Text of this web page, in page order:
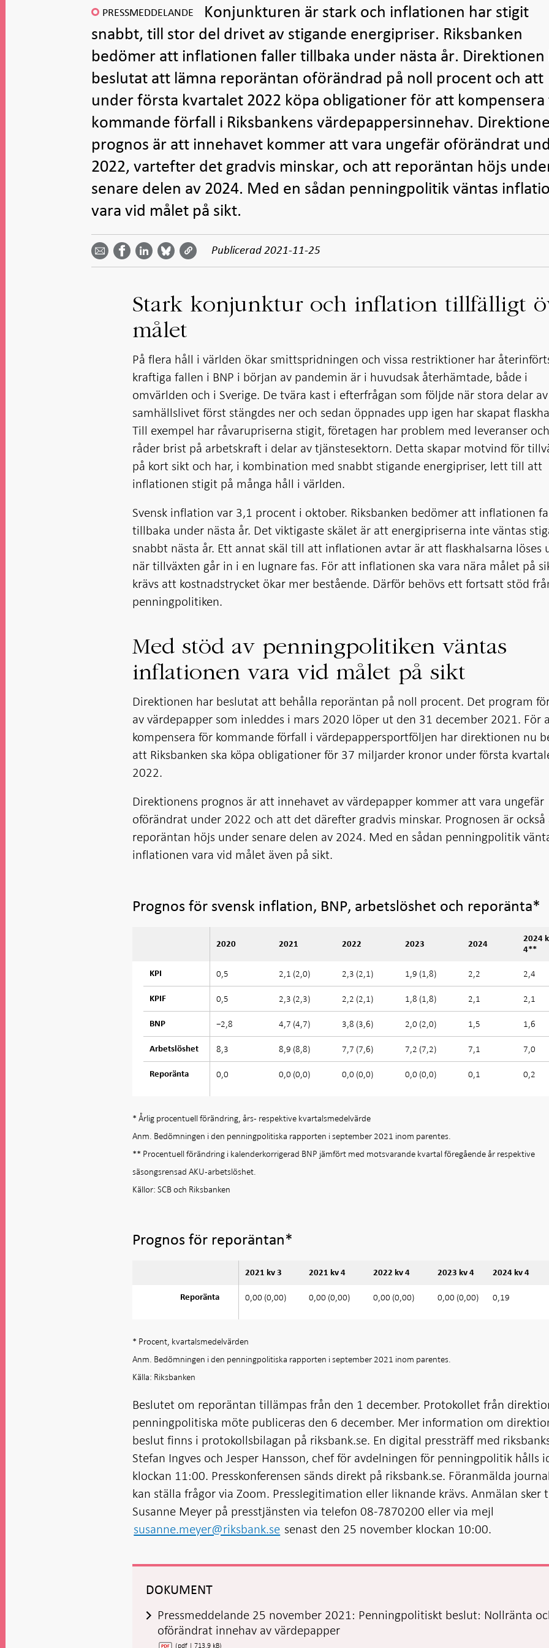
PRESSMEDDELANDE
Konjunkturen är stark och inflationen har stigit
snabbt, till stor del drivet av stigande energipriser. Riksbanken
bedömer att inflationen faller tillbaka under nästa år. Direktionen
beslutat att lämna reporäntan oförändrad på noll procent och att
under första kvartalet 2022 köpa obligationer för att
kommande förfall i Riksbankens värdepappersinnehav.
prognos är att innehavet kommer att vara ungefär oförändrat
2022, vartefter det gradvis minskar, och att reporäntan höjs
senare delen av 2024. Med en sådan penningpolitik väntas
vara vid målet på sikt.
Dela
email -
Öppnas
Dela på
Facebook
- Öppnas
Dela på
LinkedIn
-
Öppnas
på
Bluesky
-
på
Twitter
-
Publicerad 2021-11-25
Stark konjunktur och inflation tillfälligt
målet
På flera håll i världen ökar smittspridningen och vissa restriktioner har
kraftiga fallen i BNP i början av pandemin är i huvudsak återhämtade, både i
omvärlden och i Sverige. De tvära kast i efterfrågan som följde när stora delar av
samhällslivet först stängdes ner och sedan öppnades upp igen har skapat
Till exempel har råvarupriserna stigit, företagen har problem med leveranser
råder brist på arbetskraft i delar av tjänstesektorn. Detta skapar motvind för
på kort sikt och har, i kombination med snabbt stigande energipriser, lett till att
inflationen stigit på många håll i världen.
Svensk inflation var 3,1 procent i oktober. Riksbanken bedömer att inflationen
tillbaka under nästa år. Det viktigaste skälet är att energipriserna inte väntas
snabbt nästa år. Ett annat skäl till att inflationen avtar är att flaskhalsarna löses
när tillväxten går in i en lugnare fas. För att inflationen ska vara nära målet på
krävs att kostnadstrycket ökar mer bestående. Därför behövs ett fortsatt stöd
penningpolitiken.
Med stöd av penningpolitiken väntas
inflationen vara vid målet på sikt
Direktionen har beslutat att behålla reporäntan på noll procent. Det program
av värdepapper som inleddes i mars 2020 löper ut den 31 december 2021. För
kompensera för kommande förfall i värdepappersportföljen har direktionen nu
att Riksbanken ska köpa obligationer för 37 miljarder kronor under första
2022.
Direktionens prognos är att innehavet av värdepapper kommer att vara ungefär
oförändrat under 2022 och att det därefter gradvis minskar. Prognosen är
reporäntan höjs under senare delen av 2024. Med en sådan penningpolitik
inflationen vara vid målet även på sikt.
Prognos för svensk inflation, BNP, arbetslöshet och reporänta*
2020 2021 2022 2023 2024
2024
4**
KPI 0,5 2,1 (2,0) 2,3 (2,1) 1,9 (1,8) 2,2 2,4
KPIF 0,5 2,3 (2,3) 2,2 (2,1) 1,8 (1,8) 2,1 2,1
BNP −2,8 4,7 (4,7) 3,8 (3,6) 2,0 (2,0) 1,5 1,6
Arbetslöshet 8,3 8,9 (8,8) 7,7 (7,6) 7,2 (7,2) 7,1 7,0
Reporänta 0,0 0,0 (0,0) 0,0 (0,0) 0,0 (0,0) 0,1 0,2
* Årlig procentuell förändring, års- respektive kvartalsmedelvärde
Anm. Bedömningen i den penningpolitiska rapporten i september 2021 inom parentes.
** Procentuell förändring i kalenderkorrigerad BNP jämfört med motsvarande kvartal föregående år respektive
säsongsrensad AKU-arbetslöshet.
Källor: SCB och Riksbanken
Prognos för reporäntan*
2021 kv 3 2021 kv 4 2022 kv 4 2023 kv 4 2024 kv 4
Reporänta 0,00 (0,00) 0,00 (0,00) 0,00 (0,00) 0,00 (0,00) 0,19
* Procent, kvartalsmedelvärden
Anm. Bedömningen i den penningpolitiska rapporten i september 2021 inom parentes.
Källa: Riksbanken
Beslutet om reporäntan tillämpas från den 1 december. Protokollet från
penningpolitiska möte publiceras den 6 december. Mer information om
beslut finns i protokollsbilagan på riksbank.se. En digital pressträff med
Stefan Ingves och Jesper Hansson, chef för avdelningen för penningpolitik hålls
klockan 11:00. Presskonferensen sänds direkt på riksbank.se. Föranmälda
kan ställa frågor via Zoom. Presslegitimation eller liknande krävs. Anmälan sker
Susanne Meyer på presstjänsten via telefon 08-7870200 eller via mejl
susanne.meyer@riksbank.se senast den 25 november klockan 10:00.
DOKUMENT
Pressmeddelande 25 november 2021: Penningpolitiskt beslut: Nollränta
oförändrat innehav av värdepapper
(pdf | 713,9 kB)